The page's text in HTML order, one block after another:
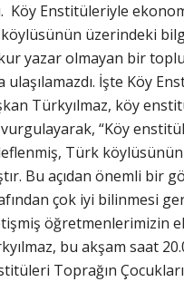
Enstitüleriyle
üzerindeki
yazar olmayan bir
ulaşılamazdı. İşte Köy
Türkyılmaz, köy
“Köy
Türk
Bu açıdan önemli
çok iyi bilinmesi
öğretmenlerimizin
bu akşam saat
Toprağın